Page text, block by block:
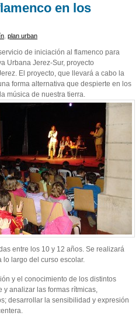
en los
plan urban
de iniciación al flamenco para
Urbana Jerez-Sur, proyecto
El proyecto, que llevará a cabo la
forma alternativa que despierte en los
música de nuestra tierra.
entre los 10 y 12 años. Se realizará
lo largo del curso escolar.
y el conocimiento de los distintos
y analizar las formas rítmicas,
desarrollar la sensibilidad y expresión